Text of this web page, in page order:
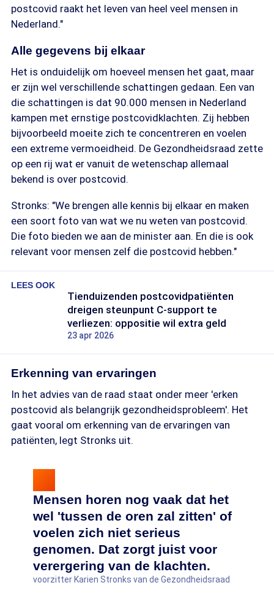
postcovid raakt het leven van heel veel mensen in
Nederland."
Alle gegevens bij elkaar
Het is onduidelijk om hoeveel mensen het gaat, maar
er zijn wel verschillende schattingen gedaan. Een van
die schattingen is dat 90.000 mensen in Nederland
kampen met ernstige postcovidklachten. Zij hebben
bijvoorbeeld moeite zich te concentreren en voelen
een extreme vermoeidheid. De Gezondheidsraad zette
op een rij wat er vanuit de wetenschap allemaal
bekend is over postcovid.
Stronks: "We brengen alle kennis bij elkaar en maken
een soort foto van wat we nu weten van postcovid.
Die foto bieden we aan de minister aan. En die is ook
relevant voor mensen zelf die postcovid hebben."
LEES OOK
Tienduizenden postcovidpatiënten
dreigen steunpunt C-support te
verliezen: oppositie wil extra geld
23 apr 2026
Erkenning van ervaringen
In het advies van de raad staat onder meer 'erken
postcovid als belangrijk gezondheidsprobleem'. Het
gaat vooral om erkenning van de ervaringen van
patiënten, legt Stronks uit.
Mensen horen nog vaak dat het
wel 'tussen de oren zal zitten' of
voelen zich niet serieus
genomen. Dat zorgt juist voor
verergering van de klachten.
voorzitter Karien Stronks van de Gezondheidsraad